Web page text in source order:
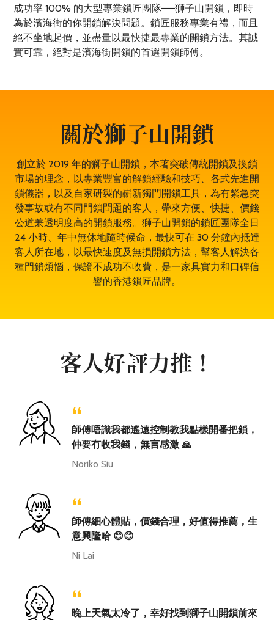
成功率 100% 的大型專業鎖匠團隊——獅子山開鎖，即時
為於濱海街的你開鎖解決問題。鎖匠服務專業有禮，而且
絕不坐地起價，並盡量以最快捷最專業的開鎖方法。其誠
實可靠，絕對是濱海街開鎖的首選開鎖師傅。
關於獅子山開鎖
創立於 2019 年的獅子山開鎖，本著突破傳統開鎖及換鎖
市場的理念，以專業豐富的解鎖經驗和技巧、各式先進開
鎖儀器，以及自家研製的嶄新獨門開鎖工具，為有緊急突
發事故或有不同門鎖問題的客人，帶來方便、快捷、價錢
公道兼透明度高的開鎖服務。獅子山開鎖的鎖匠團隊全日
24 小時、年中無休地隨時候命，最快可在 30 分鐘內抵達
客人所在地，以最快速度及無損開鎖方法，幫客人解決各
種門鎖煩惱，保證不成功不收費，是一家具實力和口碑信
譽的香港鎖匠品牌。
客人好評力推！
“
師傅唔識我都遙遠控制教我點樣開番把鎖，
仲要冇收我錢，無言感激 🙏
Noriko Siu
“
師傅細心體貼，價錢合理，好值得推薦，生
意興隆哈 😊😊
Ni Lai
“
晚上天氣太冷了，幸好找到獅子山開鎖前來